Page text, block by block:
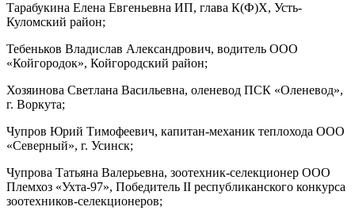
Тарабукина Елена Евгеньевна ИП, глава К(Ф)Х, Усть-
Куломский район;
Тебеньков Владислав Александрович, водитель ООО
«Койгородок», Койгородский район;
Хозяинова Светлана Васильевна, оленевод ПСК «Оленевод»,
г. Воркута;
Чупров Юрий Тимофеевич, капитан-механик теплохода ООО
«Северный», г. Усинск;
Чупрова Татьяна Валерьевна, зоотехник-селекционер ООО
Племхоз «Ухта-97», Победитель II республиканского конкурса
зоотехников-селекционеров;